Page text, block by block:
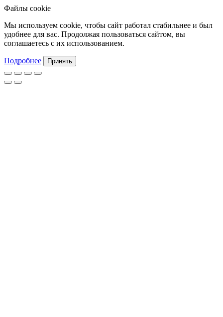
Файлы cookie
Мы используем cookie, чтобы сайт работал стабильнее и был
удобнее для вас. Продолжая пользоваться сайтом, вы
соглашаетесь с их использованием.
Подробнее Принять